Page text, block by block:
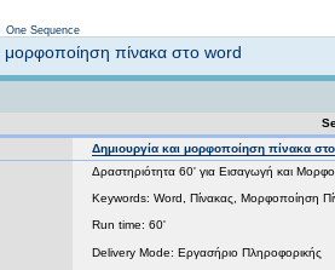
One Sequence
μορφοποίηση πίνακα στο word
Δημιουργία και μορφοποίηση πίνακα
Δραστηριότητα 60' για Εισαγωγή και
Keywords: Word, Πίνακας, Μορφοποίηση
Run time: 60'
Delivery Mode: Εργασήριο Πληροφορικής